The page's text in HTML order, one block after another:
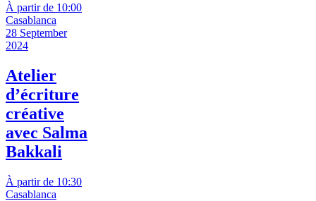
À partir de 10:00
Casablanca
28 September
2024
Atelier
d’écriture
créative
avec Salma
Bakkali
À partir de 10:30
Casablanca